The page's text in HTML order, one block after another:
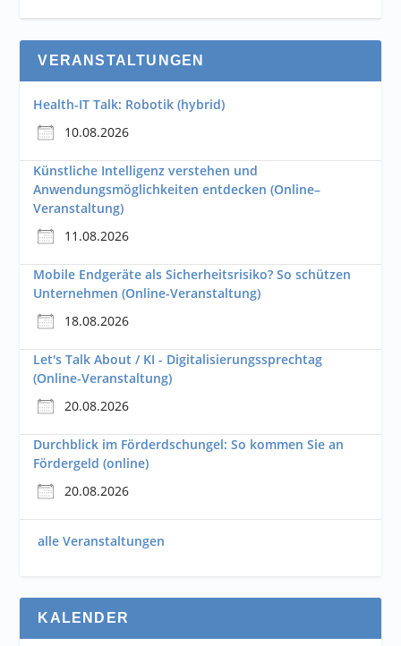
VERANSTALTUNGEN
Health-IT Talk: Robotik (hybrid)
10.08.2026
Künstliche Intelligenz verstehen und
Anwendungsmöglichkeiten entdecken (Online–
Veranstaltung)
11.08.2026
Mobile Endgeräte als Sicherheitsrisiko? So schützen
Unternehmen (Online-Veranstaltung)
18.08.2026
Let's Talk About / KI - Digitalisierungssprechtag
(Online-Veranstaltung)
20.08.2026
Durchblick im Förderdschungel: So kommen Sie an
Fördergeld (online)
20.08.2026
alle Veranstaltungen
KALENDER